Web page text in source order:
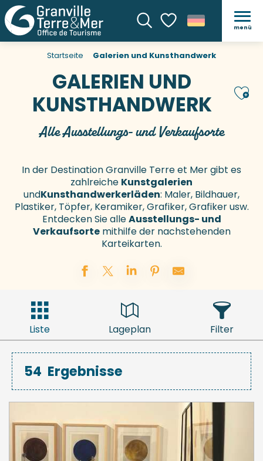
SucheVoir les favoris
menü
Startseite Galerien und Kunsthandwerk
GALERIEN UND
KUNSTHANDWERK
Alle Ausstellungs- und Verkaufsorte
In der Destination Granville Terre et Mer gibt es
zahlreiche Kunstgalerien
undKunsthandwerkerläden: Maler, Bildhauer,
Plastiker, Töpfer, Keramiker, Grafiker, Grafiker usw.
Entdecken Sie alleAusstellungs- und
Verkaufsortemithilfe der nachstehenden
Karteikarten.
Liste Lageplan Filter
54 Ergebnisse